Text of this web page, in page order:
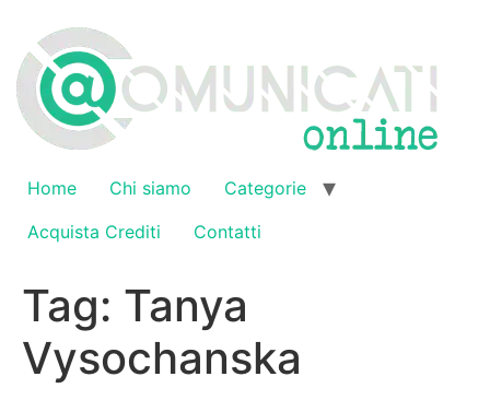
contenuto
Home Chi siamo
Categorie
Acquista Crediti
Contatti
Tag: Tanya
Vysochanska